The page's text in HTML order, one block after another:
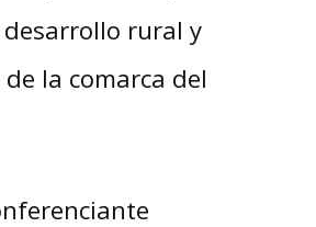
rural y
la comarca del